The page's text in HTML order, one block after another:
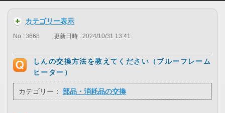
カテゴリー表示
No : 3668 更新日時 : 2024/10/31 13:41
しんの交換方法を教えてください（ブルーフレーム
ヒーター）
カテゴリー： 部品・消耗品の交換